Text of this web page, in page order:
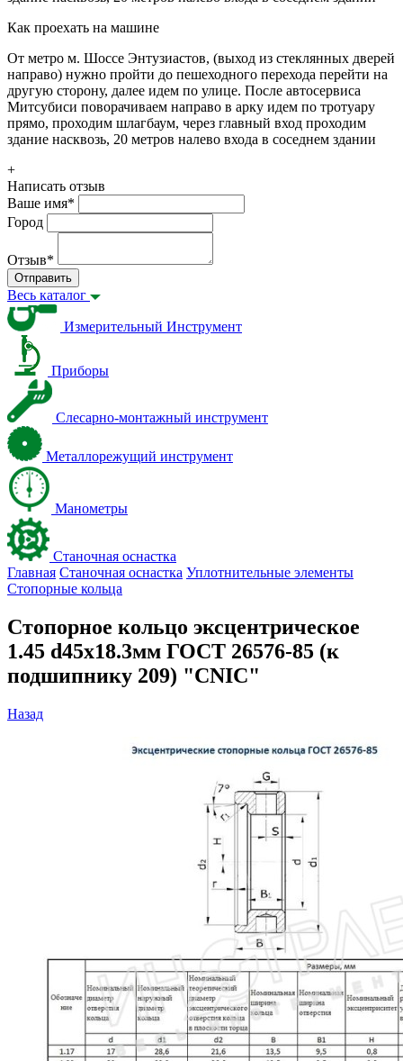
Как проехать на машине
От метро м. Шоссе Энтузиастов, (выход из стеклянных дверей
направо) нужно пройти до пешеходного перехода перейти на
другую сторону, далее идем по улице. После автосервиса
Митсубиси поворачиваем направо в арку идем по тротуару
прямо, проходим шлагбаум, через главный вход проходим
здание насквозь, 20 метров налево входа в соседнем здании
+
Написать отзыв
Ваше имя*
Город
Отзыв*
Отправить
Весь каталог
Измерительный Инструмент
Приборы
Слесарно-монтажный инструмент
Металлорежущий инструмент
Манометры
Станочная оснастка
Главная Станочная оснастка Уплотнительные элементы
Стопорные кольца
Стопорное кольцо эксцентрическое
1.45 d45х18.3мм ГОСТ 26576-85 (к
подшипнику 209) "CNIC"
Назад